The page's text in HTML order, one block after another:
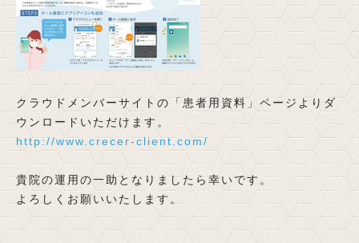
クラウドメンバーサイトの「患者用資料」ページよりダ
ウンロードいただけます。
http://www.crecer-client.com/
貴院の運用の一助となりましたら幸いです。
よろしくお願いいたします。